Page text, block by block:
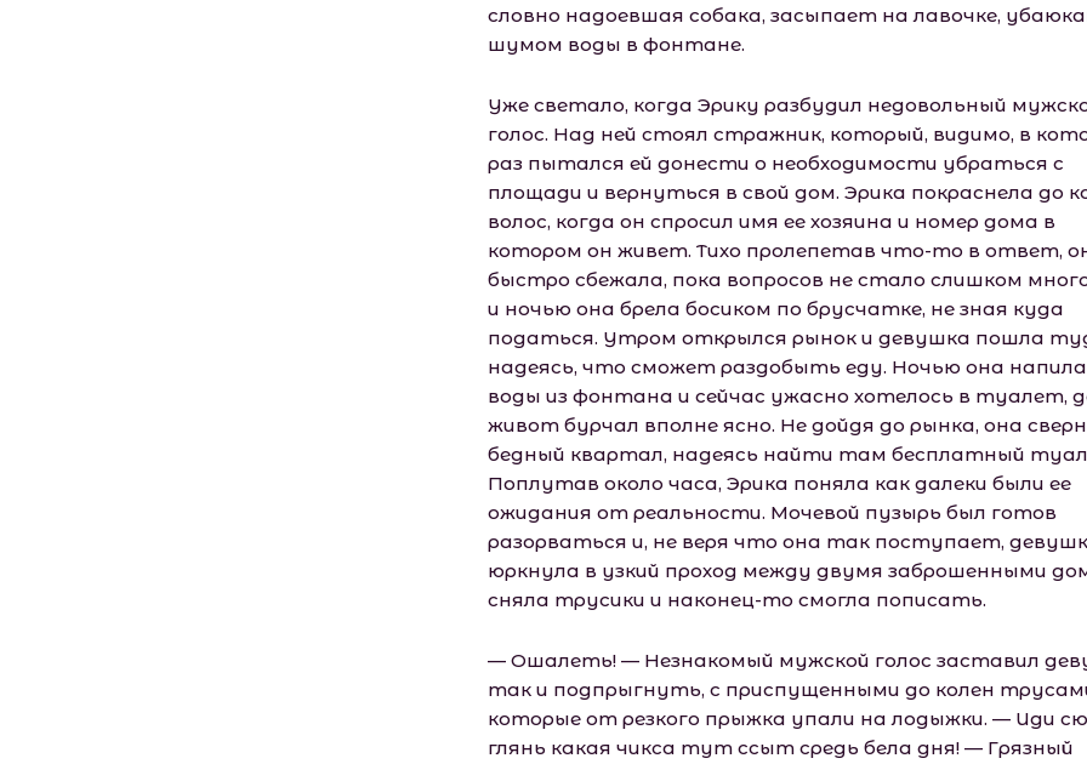
словно надоевшая собака, засыпает на лавочке,
шумом воды в фонтане.
Уже светало, когда Эрику разбудил недовольный
голос. Над ней стоял стражник, который, видимо, в
раз пытался ей донести о необходимости убраться с
площади и вернуться в свой дом. Эрика покраснела до
волос, когда он спросил имя ее хозяина и номер дома в
котором он живет. Тихо пролепетав что-то в ответ,
быстро сбежала, пока вопросов не стало слишком
и ночью она брела босиком по брусчатке, не зная куда
податься. Утром открылся рынок и девушка пошла
надеясь, что сможет раздобыть еду. Ночью она
воды из фонтана и сейчас ужасно хотелось в туалет,
живот бурчал вполне ясно. Не дойдя до рынка, она
бедный квартал, надеясь найти там бесплатный
Поплутав около часа, Эрика поняла как далеки были ее
ожидания от реальности. Мочевой пузырь был готов
разорваться и, не веря что она так поступает,
юркнула в узкий проход между двумя заброшенными
сняла трусики и наконец-то смогла пописать.
— Ошалеть! — Незнакомый мужской голос заставил
так и подпрыгнуть, с приспущенными до колен
которые от резкого прыжка упали на лодыжки. — Иди
глянь какая чикса тут ссыт средь бела дня! — Грязный